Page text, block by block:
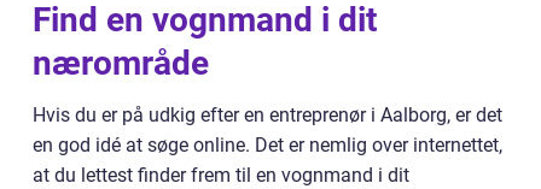
Find en vognmand i dit
nærområde
Hvis du er på udkig efter en entreprenør i Aalborg, er det
en god idé at søge online. Det er nemlig over internettet,
at du lettest finder frem til en vognmand i dit